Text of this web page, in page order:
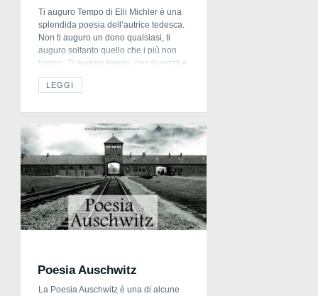
Ti auguro Tempo di Elli Michler è una
splendida poesia dell’autrice tedesca.
Non ti auguro un dono qualsiasi, ti
auguro soltanto quello che i più non
hanno. Ti auguro tempo, per divertirti e
per ridere; se lo impiegherai bene
potrai ricavarne qualcosa. Ti auguro
non solo […]
LEGGI
Poesia Auschwitz
La Poesia Auschwitz è una di alcune